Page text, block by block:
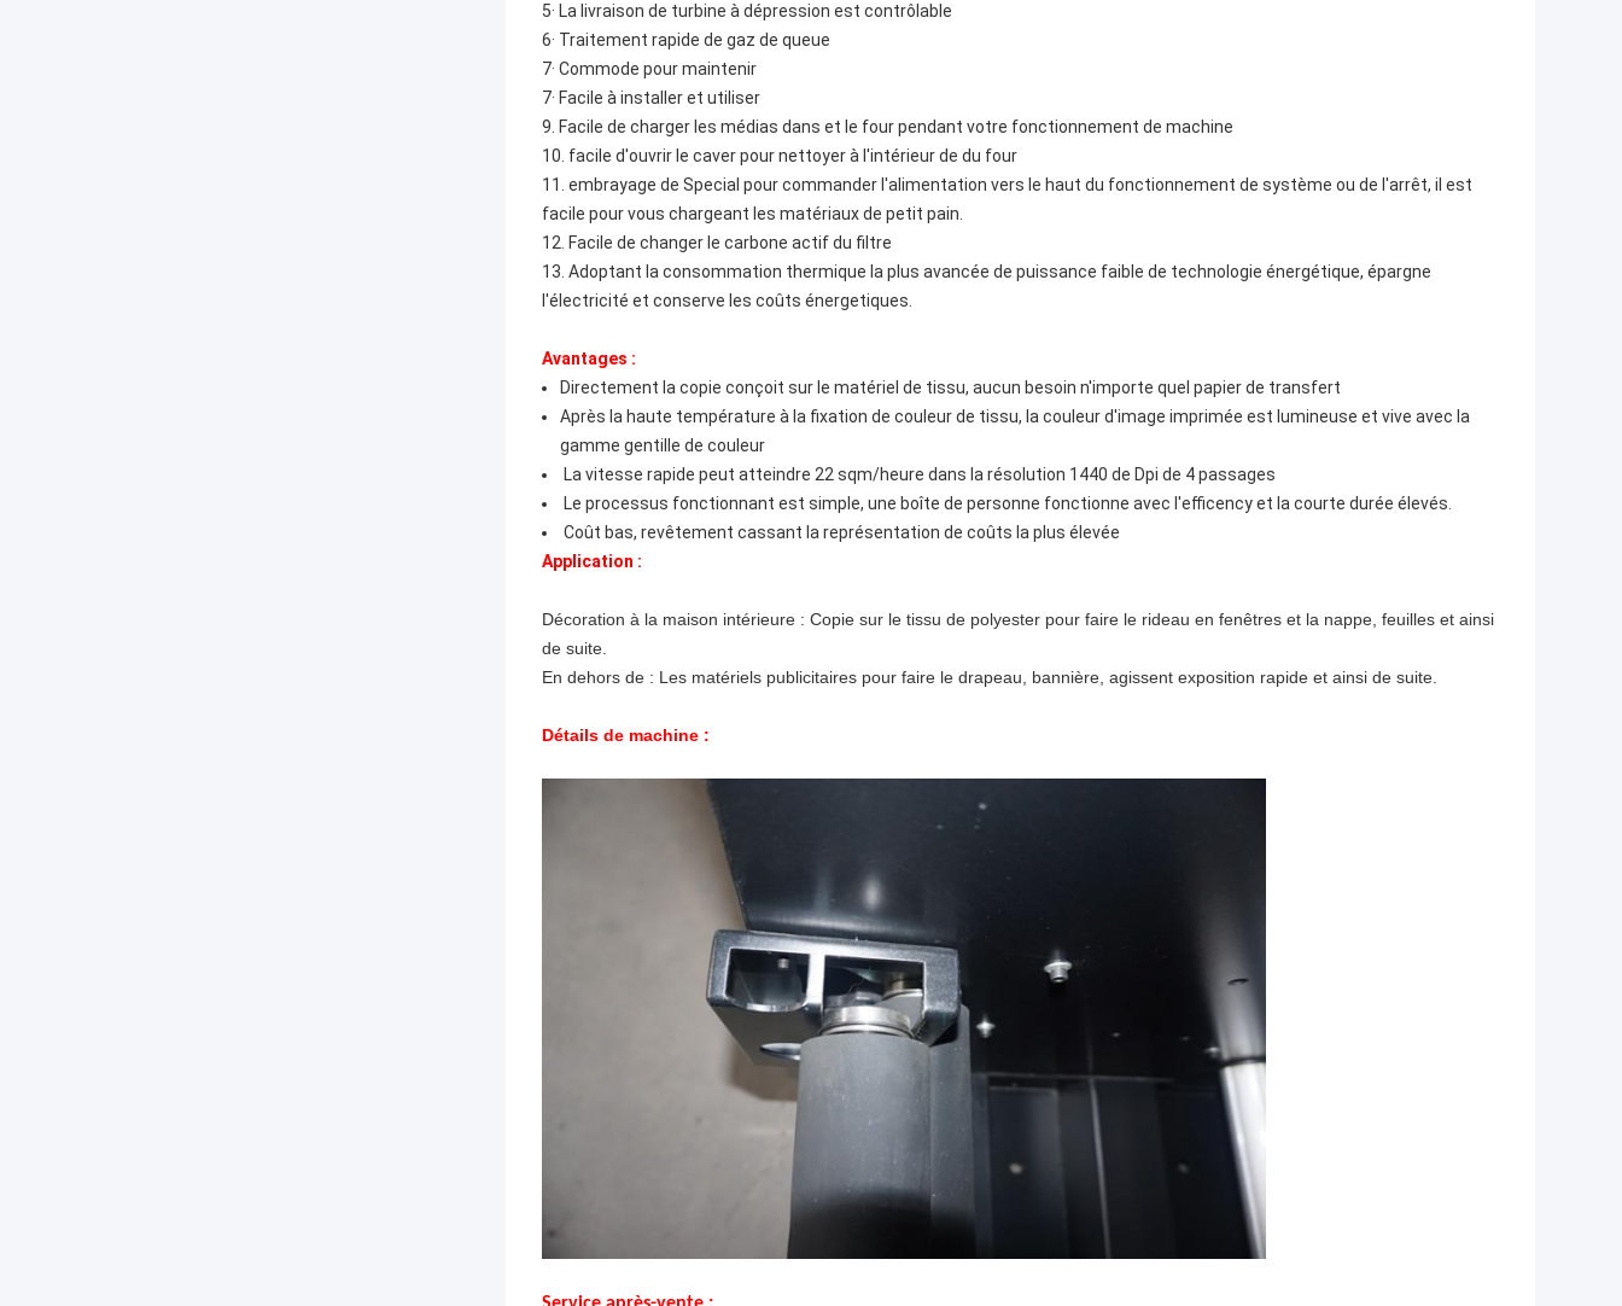
5· La livraison de turbine à dépression est contrôlable
6· Traitement rapide de gaz de queue
7· Commode pour maintenir
7· Facile à installer et utiliser
9. Facile de charger les médias dans et le four pendant votre fonctionnement de machine
10. facile d'ouvrir le caver pour nettoyer à l'intérieur de du four
11. embrayage de Special pour commander l'alimentation vers le haut du fonctionnement de système ou de l'arrêt, il est
facile pour vous chargeant les matériaux de petit pain.
12. Facile de changer le carbone actif du filtre
13. Adoptant la consommation thermique la plus avancée de puissance faible de technologie énergétique, épargne
l'électricité et conserve les coûts énergetiques.
Avantages :
Directement la copie conçoit sur le matériel de tissu, aucun besoin n'importe quel papier de transfert
Après la haute température à la fixation de couleur de tissu, la couleur d'image imprimée est lumineuse et vive avec la
gamme gentille de couleur
La vitesse rapide peut atteindre 22 sqm/heure dans la résolution 1440 de Dpi de 4 passages
Le processus fonctionnant est simple, une boîte de personne fonctionne avec l'efficency et la courte durée élevés.
Coût bas, revêtement cassant la représentation de coûts la plus élevée
Application :
Décoration à la maison intérieure : Copie sur le tissu de polyester pour faire le rideau en fenêtres et la nappe, feuilles et ainsi
de suite.
En dehors de : Les matériels publicitaires pour faire le drapeau, bannière, agissent exposition rapide et ainsi de suite.
Détails de machine :